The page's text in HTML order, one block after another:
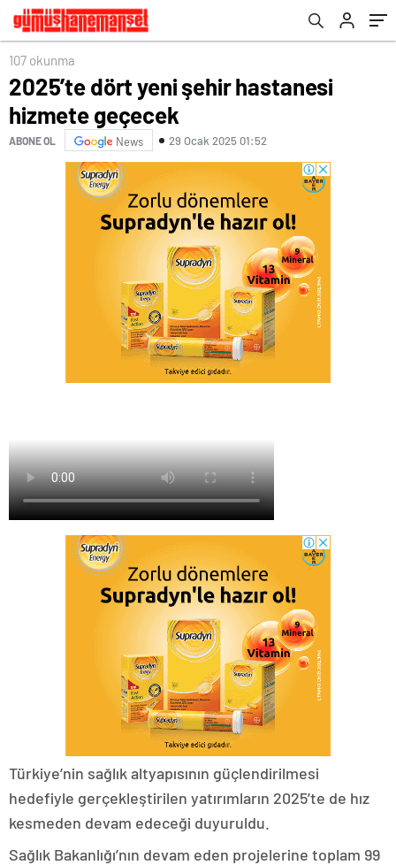
107 okunma
2025’te dört yeni şehir hastanesi
hizmete geçecek
ABONE OL News 29 Ocak 2025 01:52
Türkiye’nin sağlık altyapısının güçlendirilmesi
hedefiyle gerçekleştirilen yatırımların 2025’te de hız
kesmeden devam edeceği duyuruldu.
Sağlık Bakanlığı’nın devam eden projelerine toplam 99